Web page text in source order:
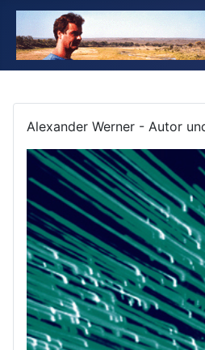
Alexander Werner - Autor